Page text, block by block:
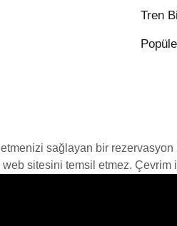
Tren
sağlayan bir
sitesini temsil etmez.